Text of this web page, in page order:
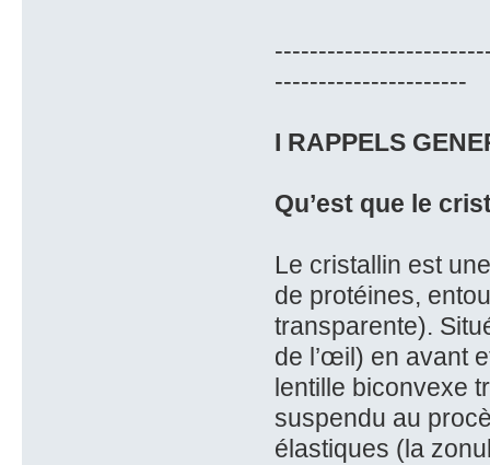
----------------------
I RAPPELS
Qu’est que le
Le cristallin est
de protéines,
transparente).
de l’œil) en avant
lentille biconvexe
suspendu au
élastiques (la